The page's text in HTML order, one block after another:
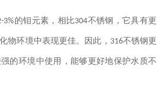
3%的钼元素，相比304不锈钢，它具有更
物环境中表现更佳。因此， 316不锈钢更
的环境中使用，能够更好地保护水质不